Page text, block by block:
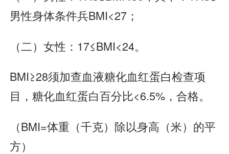
男性身体条件兵BMI<27；
（二）女性：17≤BMI<24。
BMI≥28须加查血液糖化血红蛋白检查项
目，糖化血红蛋白百分比<6.5%，合格。
（BMI=体重（千克）除以身高（米）的平
方）